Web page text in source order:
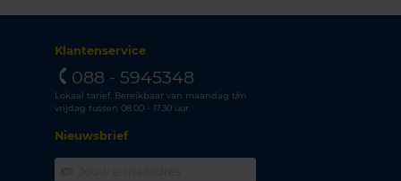
Klantenservice
088 - 5945348
Lokaal tarief. Bereikbaar van maandag t/m
vrijdag tussen 08.00 - 17.30 uur.
Nieuwsbrief